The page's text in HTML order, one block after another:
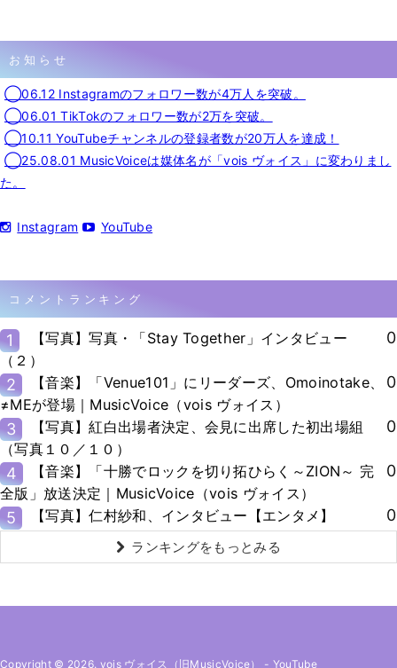
お知らせ
◯06.12 Instagramのフォロワー数が4万人を突破。
◯06.01 TikTokのフォロワー数が2万を突破。
◯10.11 YouTubeチャンネルの登録者数が20万人を達成！
◯25.08.01 MusicVoiceは媒体名が「vois ヴォイス」に変わりまし
た。
Instagram YouTube
コメントランキング
1
【写真】写真・「Stay Together」インタビュー
（２）
0
2
【音楽】「Venue101」にリーダーズ、Omoinotake、
≠MEが登場｜MusicVoice（vois ヴォイス）
0
3
【写真】紅白出場者決定、会見に出席した初出場組
（写真１０／１０）
0
4
【音楽】「十勝でロックを切り拓ひらく～ZION～ 完
全版」放送決定｜MusicVoice（vois ヴォイス）
0
5 【写真】仁村紗和、インタビュー【エンタメ】 0
ランキングをもっとみる
Copyright © 2026. vois ヴォイス（旧MusicVoice） - YouTube